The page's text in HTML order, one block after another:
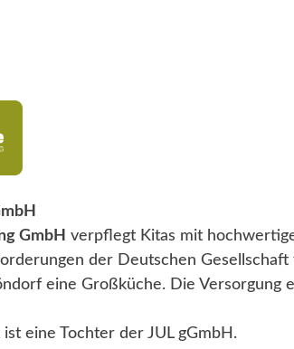
GmbH verpflegt Kitas mit
der Deutschen
eine Großküche. Die Versorgung
eine Tochter der JUL gGmbH.